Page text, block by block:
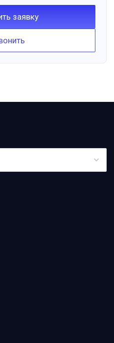
заявку